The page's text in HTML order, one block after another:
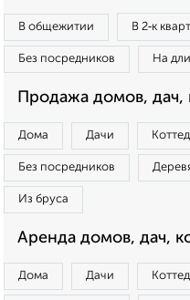
В общежитии В 2‑к
Без посредников На
Продажа домов, дач,
Дома Дачи
Без посредников
Из бруса
Аренда домов, дач,
Дома Дачи